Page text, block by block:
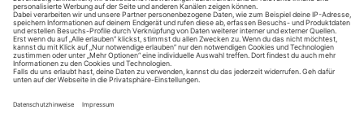
Impressum
Privatsphäre-Einstellungen